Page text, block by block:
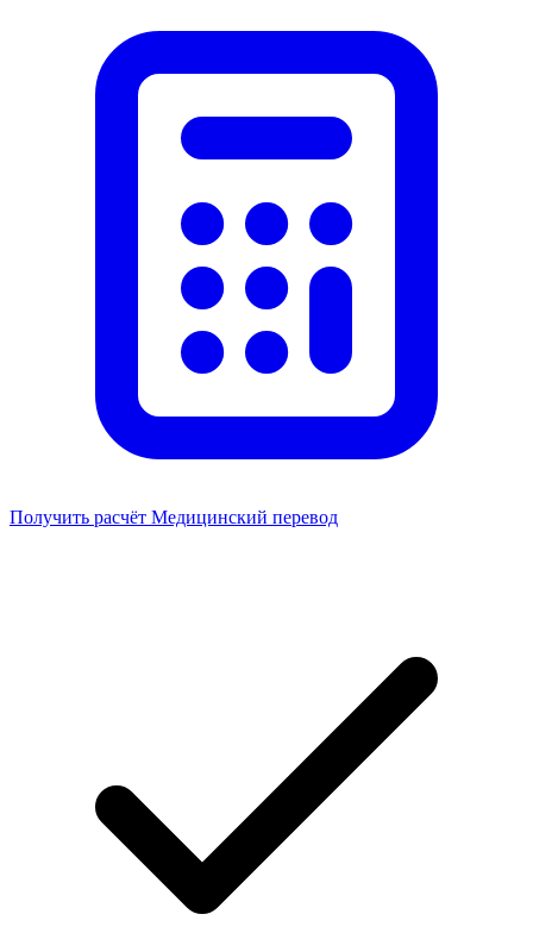
Получить расчёт Медицинский перевод